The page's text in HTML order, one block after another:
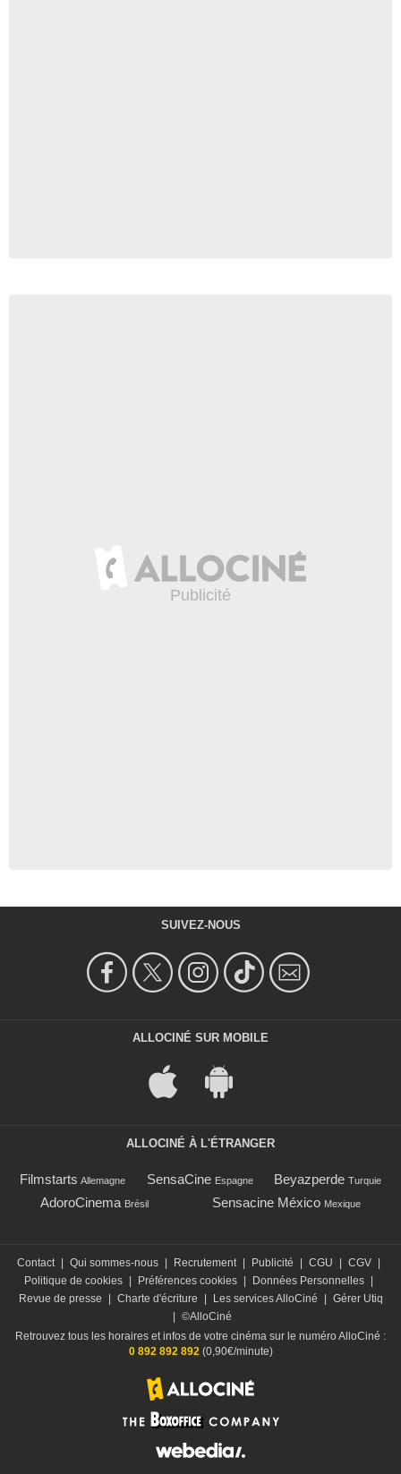
SUIVEZ-NOUS
ALLOCINÉ SUR MOBILE
ALLOCINÉ À L'ÉTRANGER
Filmstarts Allemagne SensaCine Espagne Beyazperde Turquie
AdoroCinema Brésil Sensacine México Mexique
Contact Qui sommes-nous Recrutement Publicité CGU CGV
Politique de cookies
Préférences cookies Données Personnelles
Revue de presse
Charte d'écriture Les services AlloCiné
Gérer Utiq
©AlloCiné
Retrouvez tous les horaires et infos de votre cinéma sur le numéro AlloCiné :
0 892 892 892(0,90€/minute)